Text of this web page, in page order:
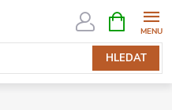
HLEDAT
NÁKUPNÍ
KOŠÍK